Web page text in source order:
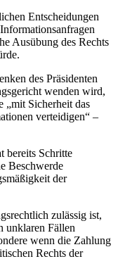
Entscheidungen
Ausübung des Rechts
des Präsidenten
wenden wird,
„mit Sicherheit das
verteidigen“ –
bereits Schritte
Beschwerde
der
zulässig ist,
unklaren Fällen
wenn die Zahlung
Rechts der